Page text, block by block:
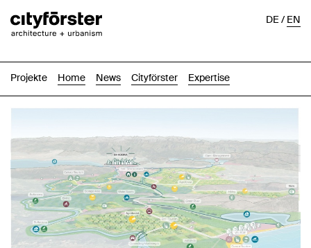
Projekte Home News Cityförster Expertise
DE/EN